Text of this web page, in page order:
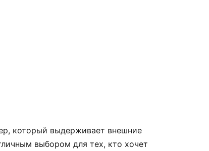
который выдерживает внешние
выбором для тех, кто хочет